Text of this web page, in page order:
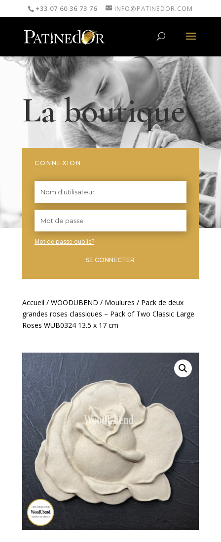
+33 07 60 36 73 76 INFO@PATINEDOR.COM
La boutique
CONNEXION
Mot de passe oublié?
SE CONNECTER
Accueil / WOODUBEND / Moulures / Pack de deux
grandes roses classiques – Pack of Two Classic Large
Roses WUB0324 13.5 x 17 cm